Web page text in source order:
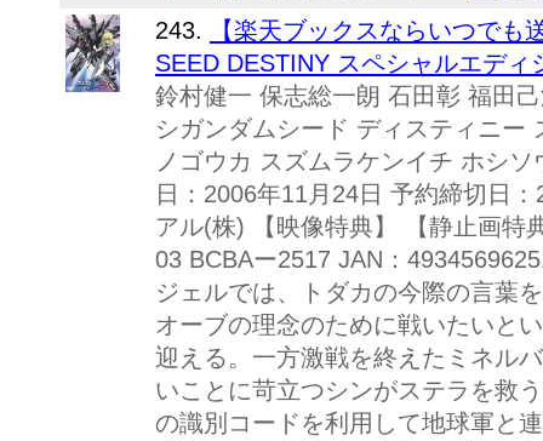
243.
【楽天ブックスならいつで
SEED DESTINY スペシャルエデ
鈴村健一 保志総一朗 石田彰 福田
シガンダムシード ディスティニー
ノゴウカ スズムラケンイチ ホシ
日：2006年11月24日 予約締切日
アル(株) 【映像特典】 【静止画特
03 BCBAー2517 JAN：
ジェルでは、トダカの今際の言葉
オーブの理念のために戦いたいと
迎える。一方激戦を終えたミネル
いことに苛立つシンがステラを救
の識別コードを利用して地球軍と